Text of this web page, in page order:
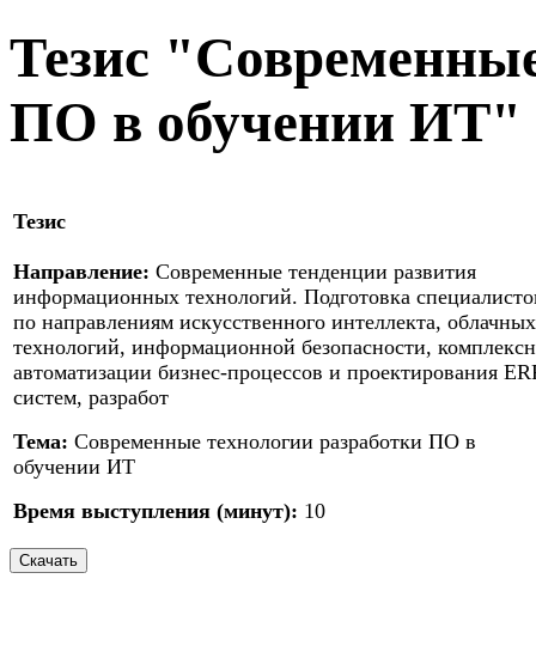
Тезис
ПО в обучении ИТ"
Тезис
Направление: Современные тенденции развития
информационных технологий. Подготовка
по направлениям искусственного интеллекта, облачных
технологий, информационной безопасности,
автоматизации бизнес-процессов и проектирования
систем, разработ
Тема: Современные технологии разработки ПО в
обучении ИТ
Время выступления (минут): 10